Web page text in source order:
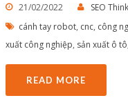
21/02/2022 SEO
cánh tay robot, cnc, công
xuất công nghiệp, sản xuất ô tô
READ MORE